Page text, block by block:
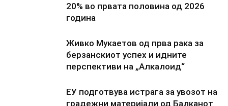
20% во првата половина од 2026
година
Живко Мукаетов од прва рака за
берзанскиот успех и идните
перспективи на „Алкалоид“
ЕУ подготвува истрага за увозот на
градежни материјали од Балканот